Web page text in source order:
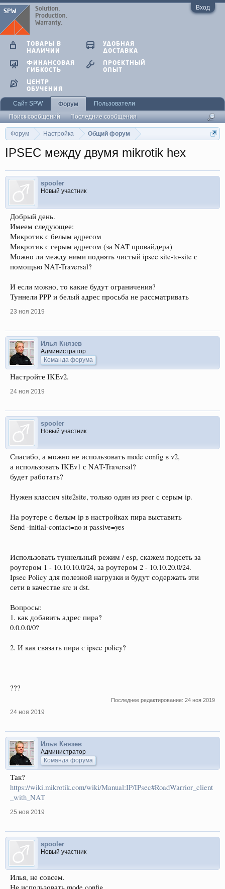
Вход
Форум Настройка Общий форум
IPSEC между двумя mikrotik hex
spooler
Новый участник
Добрый день.
Имеем следующее:
Микротик с белым адресом
Микротик с серым адресом (за NAT провайдера)
Можно ли между ними поднять чистый ipsec site-to-site с
помощью NAT-Traversal?
И если можно, то какие будут ограничения?
Туннели PPP и белый адрес просьба не рассматривать
23 ноя 2019
Илья Князев
Администратор
Команда форума
Настройте IKEv2.
24 ноя 2019
spooler
Новый участник
Спасибо, а можно не использовать mode config в v2,
а использовать IKEv1 с NAT-Traversal?
будет работать?
Нужен классич site2site, только один из peer с серым ip.
На роутере с белым ip в настройках пира выставить
Send -initial-contact=no и passive=yes
Использовать туннельный режим / esp, скажем подсеть за
роутером 1 - 10.10.10.0/24, за роутером 2 - 10.10.20.0/24.
Ipsec Policy для полезной нагрузки и будут содержать эти
сети в качестве src и dst.
Вопросы:
1. как добавить адрес пира?
0.0.0.0/0?
2. И как связать пира с ipsec policy?
???
Последнее редактирование: 24 ноя 2019
24 ноя 2019
Илья Князев
Администратор
Команда форума
Так?
https://wiki.mikrotik.com/wiki/Manual:IP/IPsec#RoadWarrior_client
_with_NAT
25 ноя 2019
spooler
Новый участник
Илья, не совсем.
ТОВАРЫ В
НАЛИЧИИ
УДОБНАЯ
ДОСТАВКА
ФИНАНСОВАЯ
ГИБКОСТЬ
ПРОЕКТНЫЙ
ОПЫТ
ЦЕНТР
ОБУЧЕНИЯ
Сайт SPW
Форум
Поиск сообщений
Последние сообщения
Пользователи